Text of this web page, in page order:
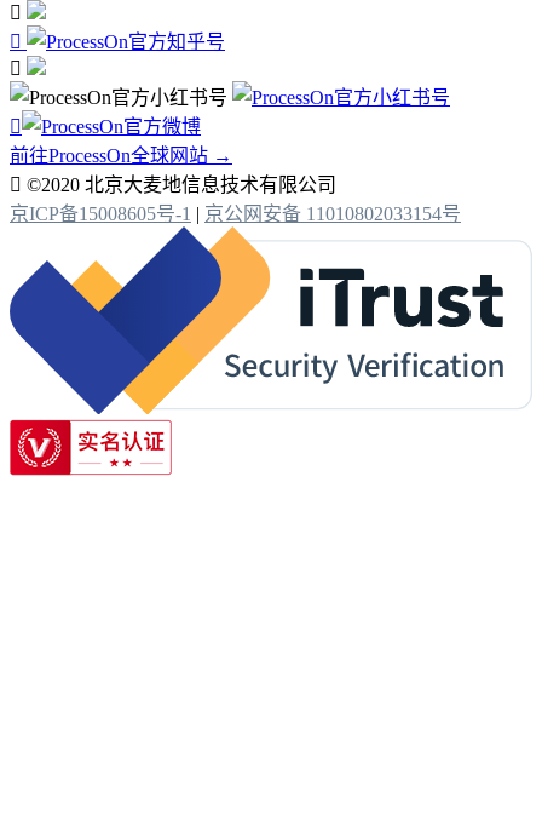




前往ProcessOn全球网站 →
 ©2020 北京大麦地信息技术有限公司
京ICP备15008605号-1 | 京公网安备 11010802033154号